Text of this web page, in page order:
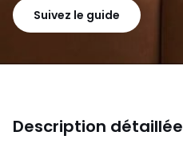
Suivez le guide
Description détaillée